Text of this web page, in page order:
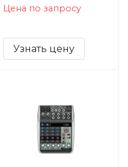
Цена по запросу
Узнать цену